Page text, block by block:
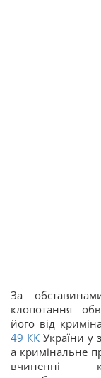
За
клопотання
його від
49 КК України у
а кримінальне
вчиненні